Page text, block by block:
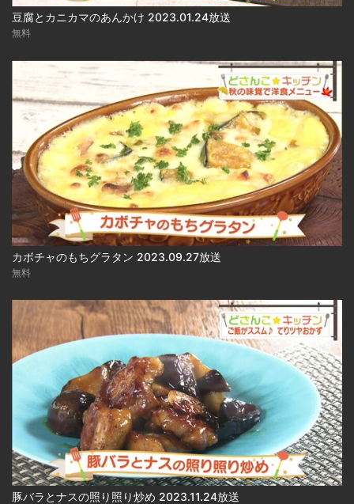
豆腐とカニカマのあんかけ 2023.01.24放送
無料
カボチャのもちグラタン 2023.09.27放送
無料
豚バラとナスの照り照り炒め 2023.11.24放送